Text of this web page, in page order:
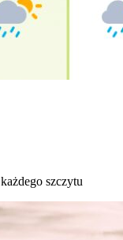
szczytu